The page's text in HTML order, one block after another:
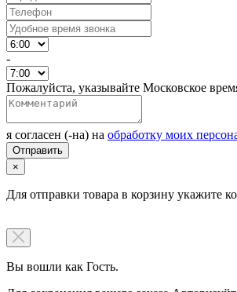
-
Пожалуйста, указывайте Московское
я согласен (-на) на обработку моих
×
Для отправки товара в корзину укажите
Вы вошли как Гость.